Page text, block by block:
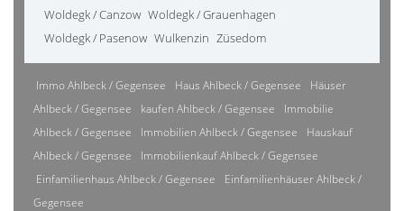
Woldegk / Canzow Woldegk / Grauenhagen
Woldegk / Pasenow Wulkenzin Züsedom
Immo Ahlbeck / Gegensee Haus Ahlbeck / Gegensee
Häuser
Ahlbeck / Gegensee
kaufen Ahlbeck / Gegensee
Immobilie
Ahlbeck / Gegensee
Immobilien Ahlbeck / Gegensee
Hauskauf
Ahlbeck / Gegensee
Immobilienkauf Ahlbeck / Gegensee
Einfamilienhaus Ahlbeck / Gegensee
Einfamilienhäuser Ahlbeck /
Gegensee